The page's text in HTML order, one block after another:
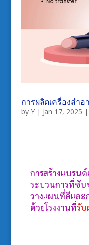
การผลิตเครื่องสำอ
by Y| Jan 17, 2025 |
การสร้างแบรน
ระบวนการที่ซับ
วางแผนที่ดีและ
ด้วยโรงงานที่รับ